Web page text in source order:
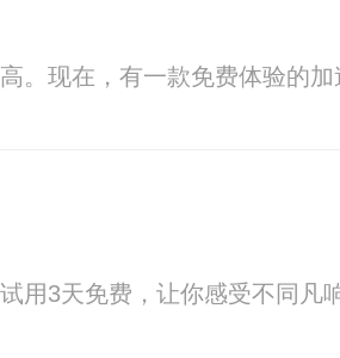
。现在，有一款免费体验的
用3天免费，让你感受不同凡